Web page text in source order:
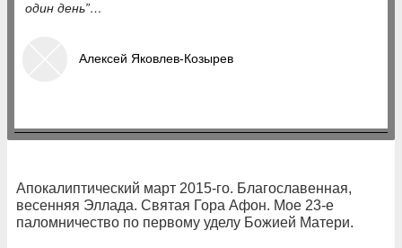
один день”…
Алексей Яковлев-Козырев
Апокалиптический март 2015-го. Благославенная,
весенняя Эллада. Святая Гора Афон. Мое 23-е
паломничество по первому уделу Божией Матери.